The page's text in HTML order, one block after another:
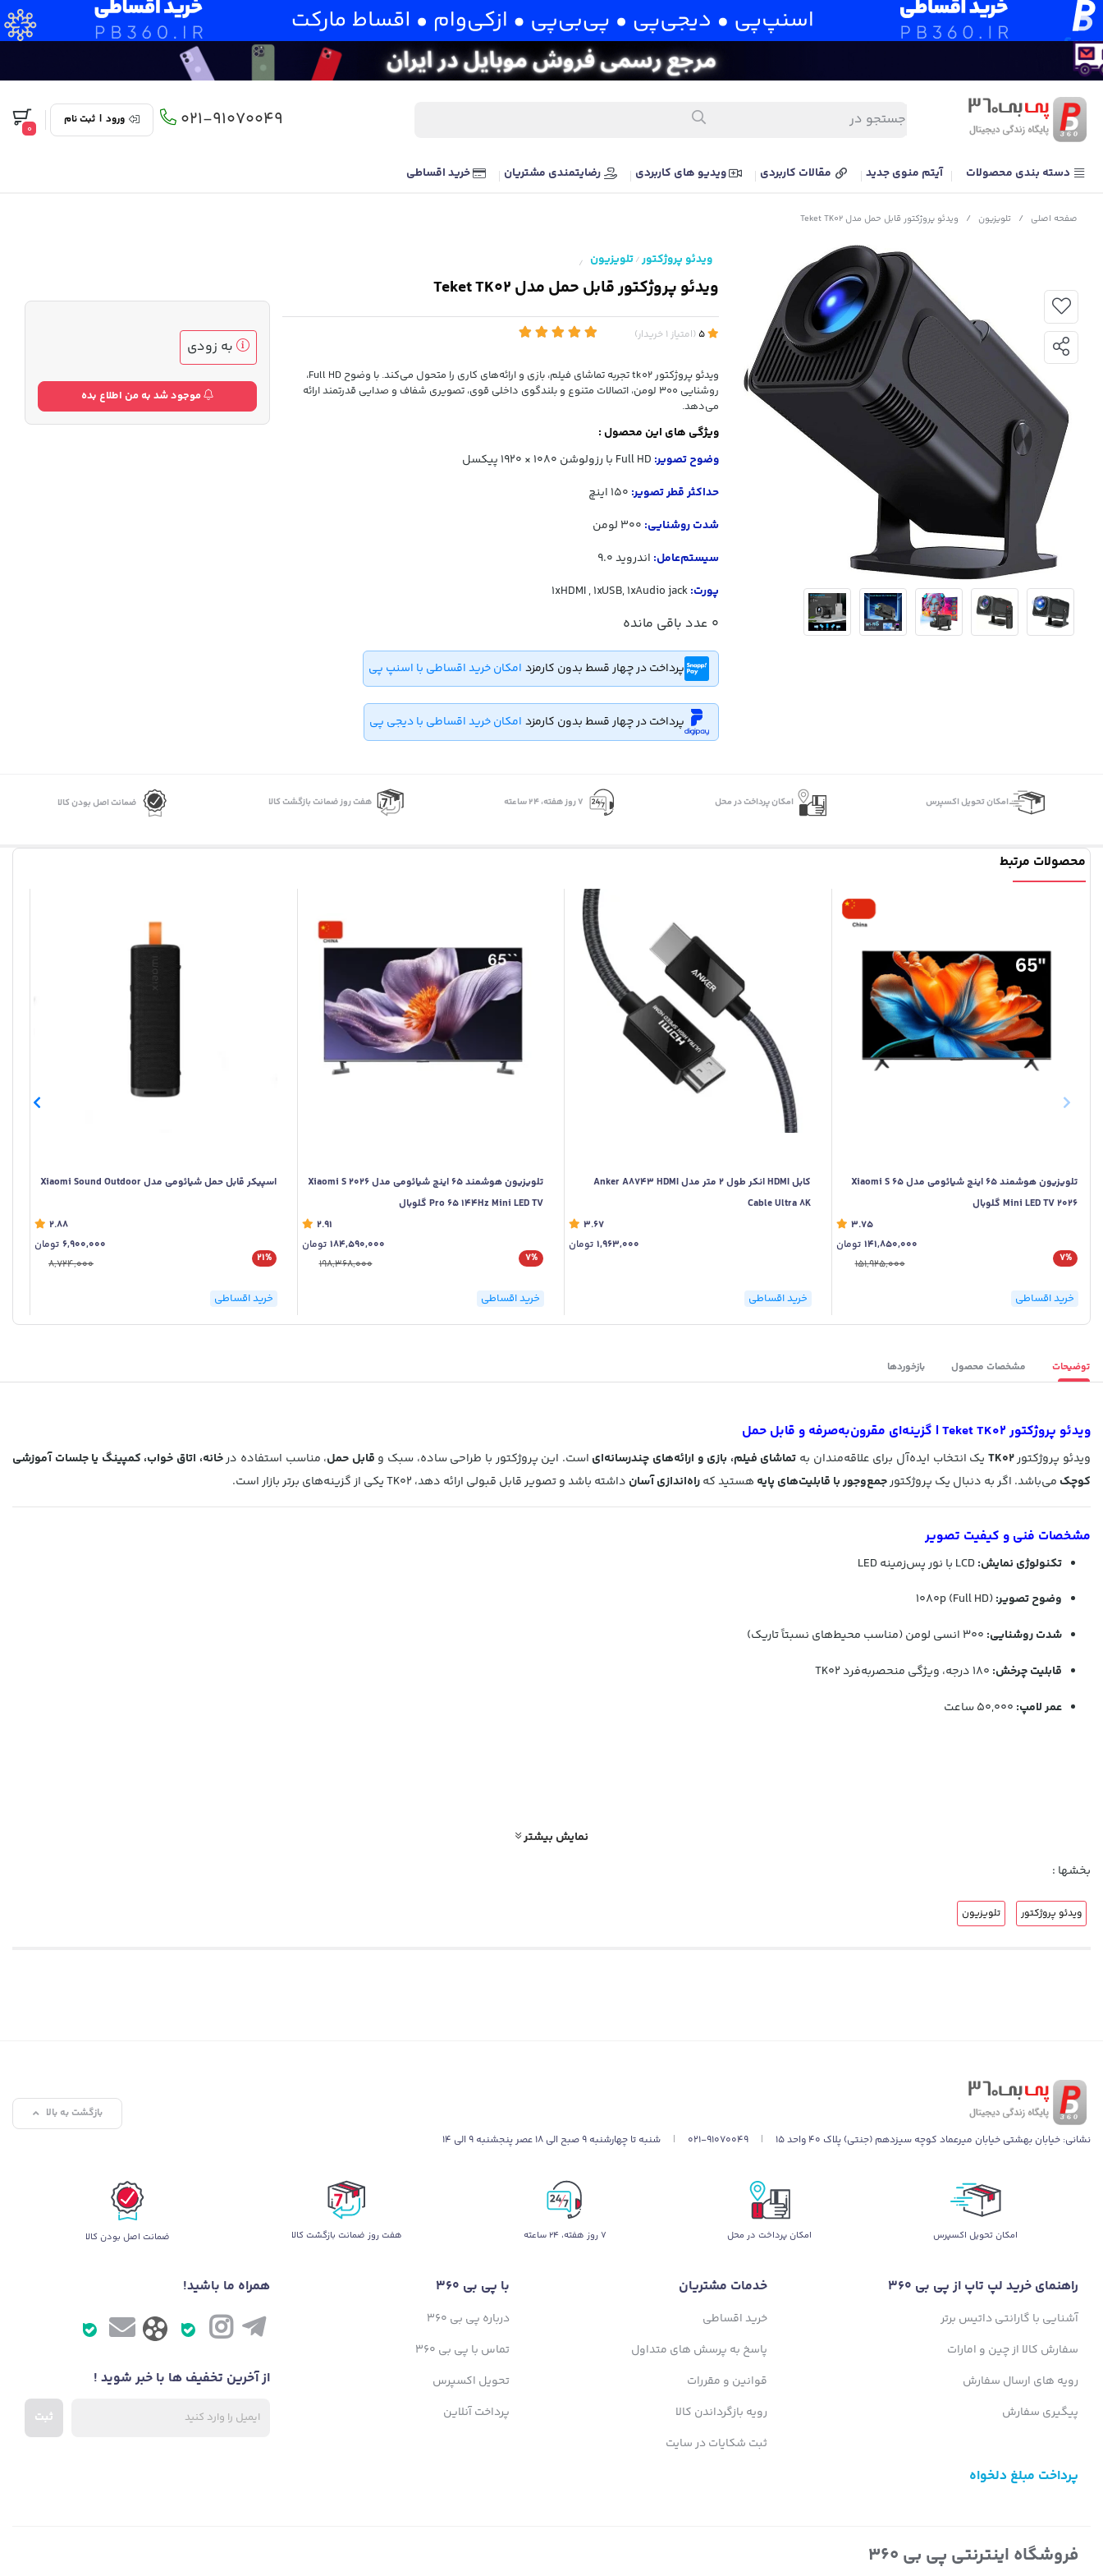
021-91070049 ورود | ثبت نام
0
دسته بندی محصولات آیتم منوی جدید مقالات کاربردی ویدیو های کاربردی رضایتمندی مشتریان خرید اقساطی
صفحه اصلی / تلویزیون / ویدئو پروژکتور قابل حمل مدل Teket TK02
ویدئو پروژکتور/تلویزیون /
ویدئو پروژکتور قابل حمل مدل Teket TK02
(امتیاز 1 خریدار)
ویدئو پروژکتور tk02 تجربه تماشای فیلم، بازی و ارائه‌های کاری را متحول می‌کند. با وضوح Full HD،
روشنایی 300 لومن، اتصالات متنوع و بلندگوی داخلی قوی، تصویری شفاف و صدایی قدرتمند ارائه
می‌دهد.
ویژگی های این محصول :
وضوح تصویر: Full HD با رزولوشن 1080 × 1920 پیکسل
حداکثر قطر تصویر: 150 اینچ
شدت روشنایی: 300 لومن
سیستم‌عامل: اندروید 9.0
پورت:1xHDMI , 1xUSB, 1xAudio jack
0 عدد باقی مانده
پرداخت در چهار قسط بدون کارمزد امکان خرید اقساطی با اسنپ پی
پرداخت در چهار قسط بدون کارمزد امکان خرید اقساطی با دیجی پی
به زودی
موجود شد به من اطلاع بده
اﻣﮑﺎن ﺗﺤﻮﯾﻞ اﮐﺴﭙﺮس امکان پرداخت در محل ۷ روز ﻫﻔﺘﻪ، ۲۴ ﺳﺎﻋﺘﻪ هفت روز ضمانت بازگشت کالا ضمانت اصل بودن کالا
محصولات مرتبط
تلویزیون هوشمند 65 اینچ شیائومی مدل Xiaomi S 65
Mini LED TV 2026 گلوبال
3.75
7%
141,850,000 تومان
151,925,000
خرید اقساطی
کابل HDMI انکر طول 2 متر مدل Anker A8743 HDMI
Cable Ultra 8K
3.67
1,963,000 تومان
خرید اقساطی
تلویزیون هوشمند 65 اینچ شیائومی مدل 2026 Xiaomi S
Pro 65 144Hz Mini LED TV گلوبال
2.91
7%
184,590,000 تومان
198,368,000
خرید اقساطی
اسپیکر قابل حمل شیائومی مدل Xiaomi Sound Outdoor
2.88
21%
6,900,000 تومان
8,724,000
خرید اقساطی
توضیحات مشخصات محصول بازخوردها
ویدئو پروژکتور Teket TK02 | گزینه‌ای مقرون‌به‌صرفه و قابل حمل
ویدئو پروژکتورTK02 یک انتخاب ایده‌آل برای علاقه‌مندان به تماشای فیلم، بازی و ارائه‌های چندرسانه‌ای است. این پروژکتور با طراحی ساده، سبک و قابل حمل، مناسب استفاده درخانه، اتاق خواب، کمپینگ یا جلسات آموزشی
کوچک می‌باشد. اگر به دنبال یک پروژکتورجمع‌وجور با قابلیت‌های پایه هستید کهراه‌اندازی آسان داشته باشد و تصویر قابل قبولی ارائه دهد، TK02 یکی از گزینه‌های برتر بازار است.
مشخصات فنی و کیفیت تصویر
تکنولوژی نمایش:
وضوح تصویر:
شدت روشنایی:
قابلیت چرخش:
عمر لامپ:
کابل برق
طراحیقابل حمل و سبک
نمایش بیشتر
بخشها :
ویدئو پروژکتور تلویزیون
نشانی: خیابان بهشتی خیابان میرعماد کوچه سیزدهم (جنتی) پلاک ۴۰ واحد ۱۵ |
021-91070049
| شنبه تا چهارشنبه 9 صبح الی 18 عصر پنجشنبه 9 الی 14
بازگشت به بالا
اﻣﮑﺎن ﺗﺤﻮﯾﻞ اﮐﺴﭙﺮس امکان پرداخت در محل ۷ روز ﻫﻔﺘﻪ، ۲۴ ﺳﺎﻋﺘﻪ هفت روز ضمانت بازگشت کالا ضمانت اصل بودن کالا
راهنمای خرید لپ تاپ از پی بی 360
آشنایی با گارانتی داتیس برتر
سفارش کالا از چین و امارات
رویه های ارسال سفارش
پیگیری سفارش
خدمات مشتریان
خرید اقساطی
پاسخ به پرسش های متداول
قوانین و مقررات
رویه بازگرداندن کالا
ثبت شکایات در سایت
با پی بی 360
درباره پی بی 360
تماس با پی بی 360
تحویل اکسپرس
پرداخت آنلاین
پرداخت مبلغ دلخواه
همراه ما باشید!
از آخرین تخفیف ها با خبر شوید !
ثبت
فروشگاه اینترنتی پی بی 360